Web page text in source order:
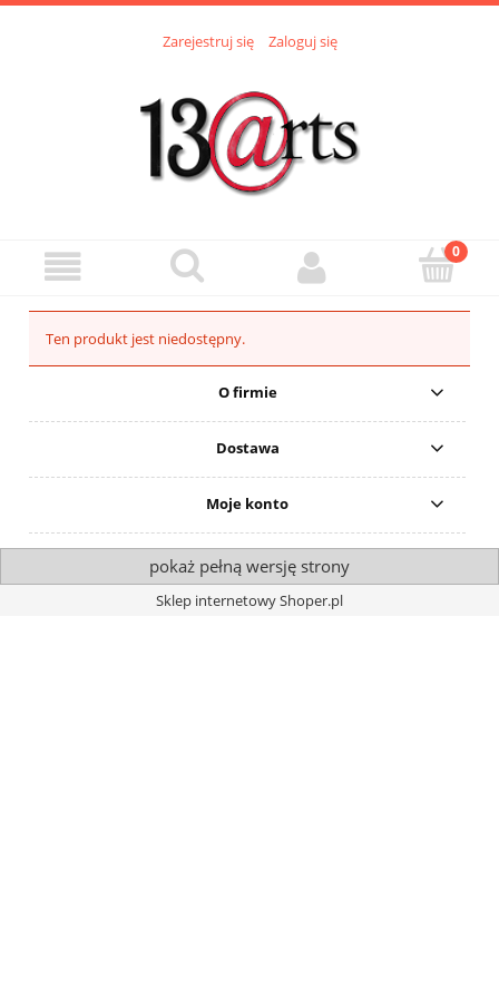
Zarejestruj się Zaloguj się
Ten produkt jest niedostępny.
O firmie
Dostawa
Moje konto
pokaż pełną wersję strony
Sklep internetowy Shoper.pl